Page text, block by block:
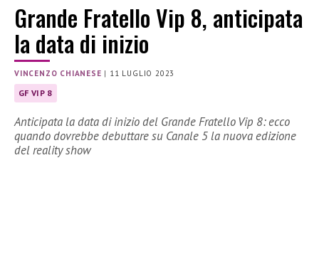
Grande Fratello Vip 8, anticipata
la data di inizio
VINCENZO CHIANESE | 11 LUGLIO 2023
GF VIP 8
Anticipata la data di inizio del Grande Fratello Vip 8: ecco
quando dovrebbe debuttare su Canale 5 la nuova edizione
del reality show